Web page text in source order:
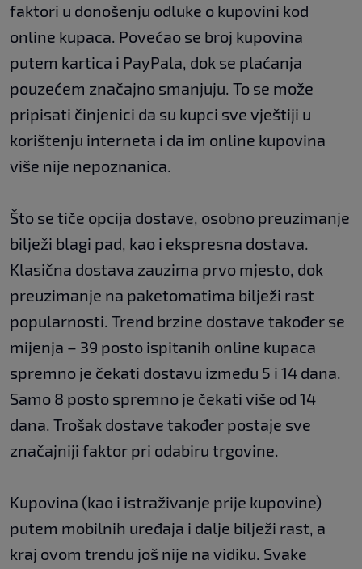
faktori u donošenju odluke o kupovini kod
online kupaca. Povećao se broj kupovina
putem kartica i PayPala, dok se plaćanja
pouzećem značajno smanjuju. To se može
pripisati činjenici da su kupci sve vještiji u
korištenju interneta i da im online kupovina
više nije nepoznanica.
Što se tiče opcija dostave, osobno preuzimanje
bilježi blagi pad, kao i ekspresna dostava.
Klasična dostava zauzima prvo mjesto, dok
preuzimanje na paketomatima bilježi rast
popularnosti. Trend brzine dostave također se
mijenja – 39 posto ispitanih online kupaca
spremno je čekati dostavu između 5 i 14 dana.
Samo 8 posto spremno je čekati više od 14
dana. Trošak dostave također postaje sve
značajniji faktor pri odabiru trgovine.
Kupovina (kao i istraživanje prije kupovine)
putem mobilnih uređaja i dalje bilježi rast, a
kraj ovom trendu još nije na vidiku. Svake